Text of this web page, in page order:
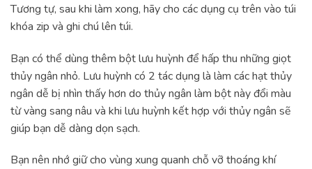
Tương tự, sau khi làm xong, hãy cho các dụng cụ trên vào túi
khóa zip và ghi chú lên túi.
Bạn có thể dùng thêm bột lưu huỳnh để hấp thu những giọt
thủy ngân nhỏ. Lưu huỳnh có 2 tác dụng là làm các hạt thủy
ngân dễ bị nhìn thấy hơn do thủy ngân làm bột này đổi màu
từ vàng sang nâu và khi lưu huỳnh kết hợp với thủy ngân sẽ
giúp bạn dễ dàng dọn sạch.
Bạn nên nhớ giữ cho vùng xung quanh chỗ vỡ thoáng khí